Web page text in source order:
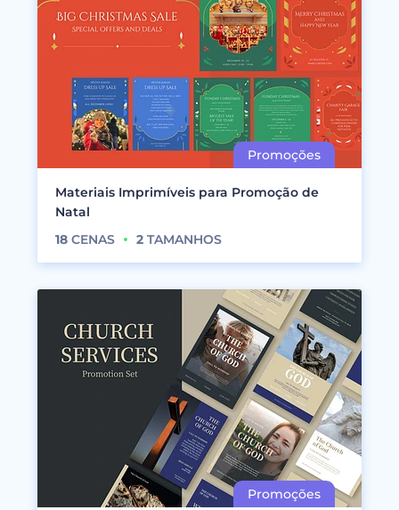
Materiais Imprimíveis para Promoção de
Natal
18 CENAS 2 TAMANHOS